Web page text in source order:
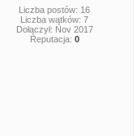
Liczba postów: 16
Liczba wątków: 7
Dołączył: Nov 2017
Reputacja: 0